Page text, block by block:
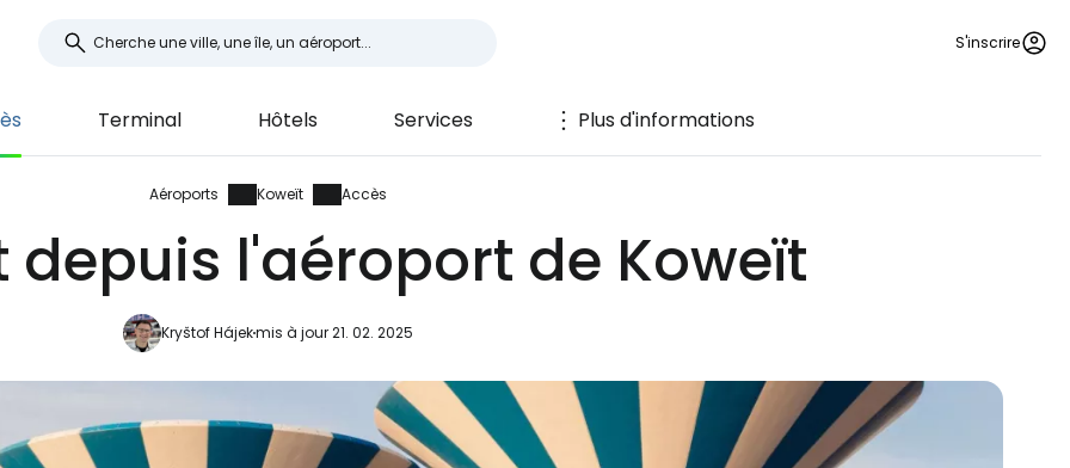
S'inscrire
Terminal Hôtels Services Plus d'informations
Aéroports Koweït Accès
depuis l'aéroport de Koweït
Kryštof Hájekmis à jour 21. 02. 2025